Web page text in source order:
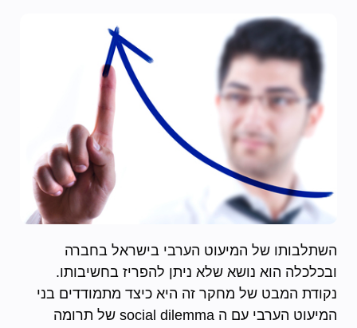
השתלבותו של המיעוט הערבי בישראל בחברה
ובכלכלה הוא נושא שלא ניתן להפריז בחשיבותו.
נקודת המבט של מחקר זה היא כיצד מתמודדים בני
המיעוט הערבי עם ה social dilemma של תרומה